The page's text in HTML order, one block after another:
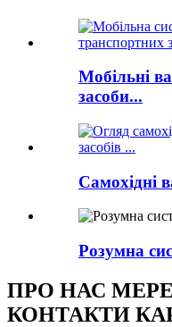
Мобільні
засоби...
Самохідні
Розумна
ПРО НАС
КОНТАКТИ